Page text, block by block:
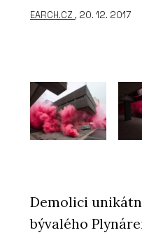
EARCH.CZ , 20. 12. 2017
Demolici
bývalého